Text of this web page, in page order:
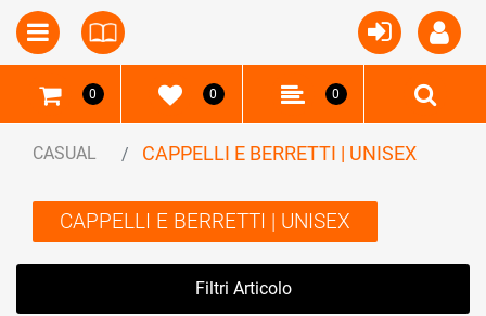
Open Open menu
0 0 0
CASUAL CAPPELLI E BERRETTI | UNISEX
CAPPELLI E BERRETTI | UNISEX
Filtri Articolo